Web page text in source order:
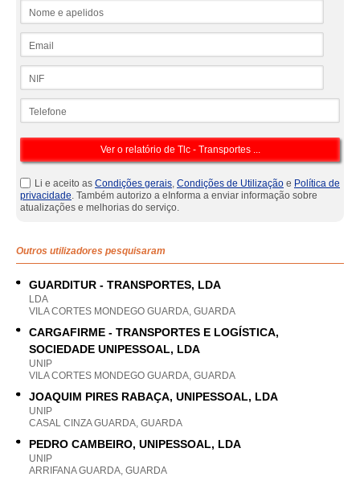
Li e aceito as Condições gerais, Condições de Utilização e Política de
privacidade. Também autorizo a eInforma a enviar informação sobre
atualizações e melhorias do serviço.
Outros utilizadores pesquisaram
GUARDITUR - TRANSPORTES, LDA
LDA
VILA CORTES MONDEGO GUARDA, GUARDA
CARGAFIRME - TRANSPORTES E LOGÍSTICA,
SOCIEDADE UNIPESSOAL, LDA
UNIP
VILA CORTES MONDEGO GUARDA, GUARDA
JOAQUIM PIRES RABAÇA, UNIPESSOAL, LDA
UNIP
CASAL CINZA GUARDA, GUARDA
PEDRO CAMBEIRO, UNIPESSOAL, LDA
UNIP
ARRIFANA GUARDA, GUARDA